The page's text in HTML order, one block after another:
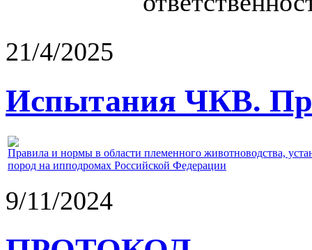
21/4/2025
Испытания ЧКВ.
Правила и нормы в области племенного животноводства,
пород на ипподромах Российской Федерации
9/11/2024